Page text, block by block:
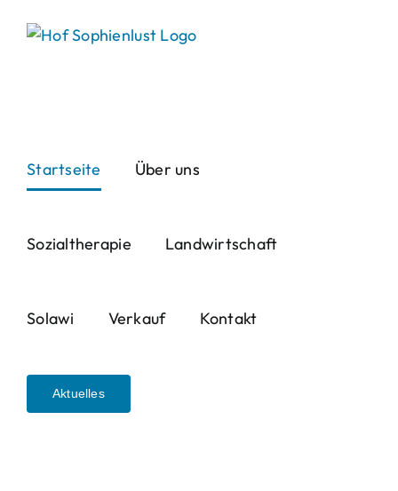
Startseite Über uns
Sozialtherapie Landwirtschaft
Solawi Verkauf Kontakt
Aktuelles